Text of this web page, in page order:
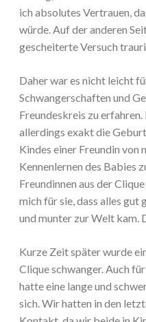
ich absolutes Vertrauen,
würde. Auf der anderen
gescheiterte Versuch
Daher war es nicht leicht
Schwangerschaften und
Freundeskreis zu
allerdings exakt die
Kindes einer Freundin von
Kennenlernen des Babies
Freundinnen aus der
mich für sie, dass alles gut
und munter zur Welt kam.
Kurze Zeit später wurde
Clique schwanger. Auch
hatte eine lange und
sich. Wir hatten in den